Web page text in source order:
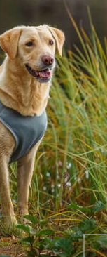
Loading...